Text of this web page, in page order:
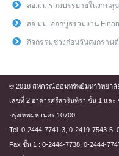
สอ.มม.ร่วมบรรยายในงานสุ
สอ.มม. ออกบูธร่วมงาน
กิจกรรมช่วงก่อนวันสงกราน
© 2018 สหกรณ์ออมทรัพย์มหาวิทยา
เลขที่ 2 อาคารศรีสวรินทิรา ชั้น 1 และ
กรุงเทพมหานคร 10700
Tel. 0-2444-7741-3, 0-2419-7543-5,
Fax ชั้น 1 : 0-2444-7738, 0-2444-